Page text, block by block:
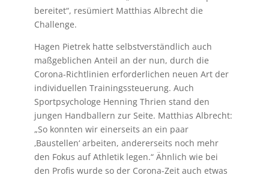
bereitet“, resümiert Matthias Albrecht die
Challenge.
Hagen Pietrek hatte selbstverständlich auch
maßgeblichen Anteil an der nun, durch die
Corona-Richtlinien erforderlichen neuen Art der
individuellen Trainingssteuerung. Auch
Sportpsychologe Henning Thrien stand den
jungen Handballern zur Seite. Matthias Albrecht:
„So konnten wir einerseits an ein paar
‚Baustellen‘ arbeiten, andererseits noch mehr
den Fokus auf Athletik legen.“ Ähnlich wie bei
den Profis wurde so der Corona-Zeit auch etwas